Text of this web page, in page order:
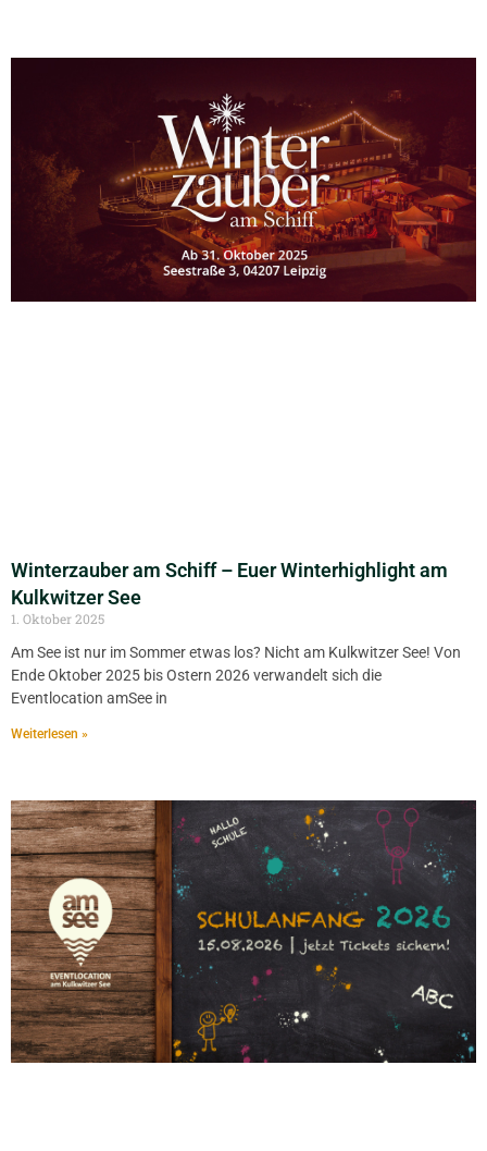
Winterzauber am Schiff – Euer Winterhighlight am
Kulkwitzer See
1. Oktober 2025
Am See ist nur im Sommer etwas los? Nicht am Kulkwitzer See! Von
Ende Oktober 2025 bis Ostern 2026 verwandelt sich die
Eventlocation amSee in
Weiterlesen »